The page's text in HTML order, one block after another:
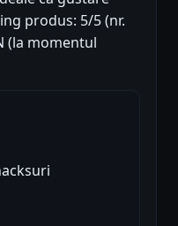
produs: 5/5 (nr.
(la momentul